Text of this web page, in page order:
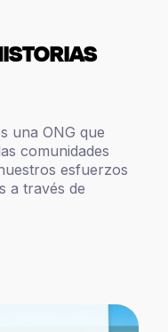
una ONG que
comunidades
esfuerzos
a través de